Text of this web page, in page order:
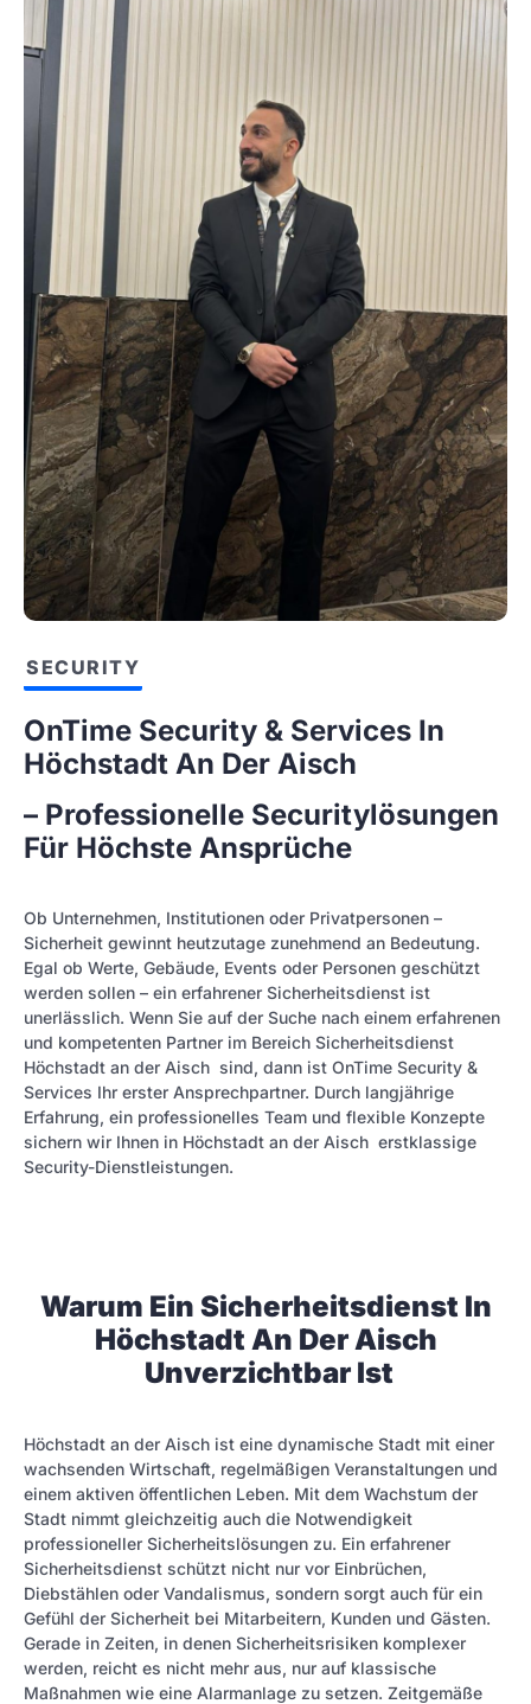
SECURITY
OnTime Security & Services In
Höchstadt An Der Aisch
– Professionelle Securitylösungen
Für Höchste Ansprüche
Ob Unternehmen, Institutionen oder Privatpersonen –
Sicherheit gewinnt heutzutage zunehmend an Bedeutung.
Egal ob Werte, Gebäude, Events oder Personen geschützt
werden sollen – ein erfahrener Sicherheitsdienst ist
unerlässlich. Wenn Sie auf der Suche nach einem erfahrenen
und kompetenten Partner im Bereich Sicherheitsdienst
Höchstadt an der Aisch sind, dann ist OnTime Security &
Services Ihr erster Ansprechpartner. Durch langjährige
Erfahrung, ein professionelles Team und flexible Konzepte
sichern wir Ihnen in Höchstadt an der Aisch erstklassige
Security-Dienstleistungen.
Warum Ein Sicherheitsdienst In
Höchstadt An Der Aisch
Unverzichtbar Ist
Höchstadt an der Aisch ist eine dynamische Stadt mit einer
wachsenden Wirtschaft, regelmäßigen Veranstaltungen und
einem aktiven öffentlichen Leben. Mit dem Wachstum der
Stadt nimmt gleichzeitig auch die Notwendigkeit
professioneller Sicherheitslösungen zu. Ein erfahrener
Sicherheitsdienst schützt nicht nur vor Einbrüchen,
Diebstählen oder Vandalismus, sondern sorgt auch für ein
Gefühl der Sicherheit bei Mitarbeitern, Kunden und Gästen.
Gerade in Zeiten, in denen Sicherheitsrisiken komplexer
werden, reicht es nicht mehr aus, nur auf klassische
Maßnahmen wie eine Alarmanlage zu setzen. Zeitgemäße